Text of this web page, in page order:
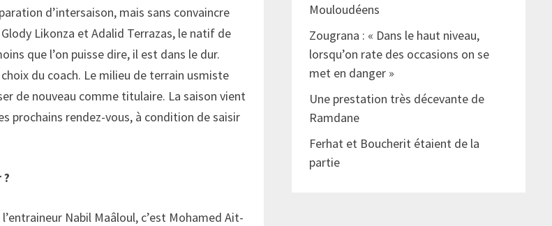
d’intersaison, mais sans convaincre
Likonza et Adalid Terrazas, le natif de
que l’on puisse dire, il est dans le dur.
du coach. Le milieu de terrain usmiste
de nouveau comme titulaire. La saison vient
prochains rendez-vous, à condition de saisir
Nabil Maâloul, c’est Mohamed Ait-
Mouloudéens
Zougrana : « Dans le haut niveau,
lorsqu’on rate des occasions on se
met en danger »
Une prestation très décevante de
Ramdane
Ferhat et Boucherit étaient de la
partie